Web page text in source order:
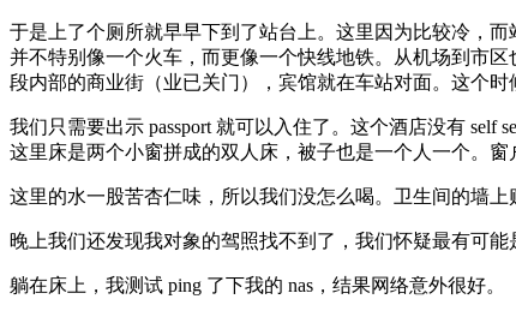
于是上了个厕所就早早下到了站台上。这里因为比较冷，
并不特别像一个火车，而更像一个快线地铁。从机场到市
段内部的商业街（业已关门），宾馆就在车站对面。这个
我们只需要出示 passport 就可以入住了。这个酒店没有 self
这里床是两个小窗拼成的双人床，被子也是一个人一个。
这里的水一股苦杏仁味，所以我们没怎么喝。卫生间的墙
晚上我们还发现我对象的驾照找不到了，我们怀疑最有可
躺在床上，我测试 ping 了下我的 nas，结果网络意外很好。